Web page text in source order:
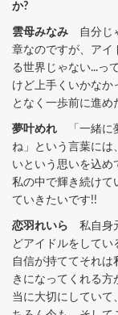
か?
雲母みなみ 自分じ
章なのですが、アイ
る世界じゃない...っ
けど上手くいかなか
となく一歩前に進め
夢叶めれ 「一緒に
ね」という言葉には
いという思いを込め
私の中で輝き続けて
ていきたいです!!
恋羽れいら 私自身
どアイドルをしてい
自信が持ててそれ
きになってくれる方
当に大切にしていて